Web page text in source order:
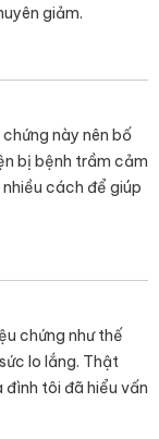
giảm.
này nên bố
bị bệnh trầm cảm
cách để giúp
chứng như thế
lo lắng. Thật
tôi đã hiểu vấn